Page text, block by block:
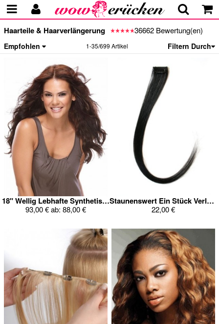
Haarteile & Haarverlängerung 36662 Bewertung(en)
Empfohlen Filtern Durch
1-35/699 Artikel
18" Wellig Lebhafte Synthetisch Haarverlängerung
93,00 €ab: 88,00 €
Staunenswert Ein Stück Verlängerung
22,00 €